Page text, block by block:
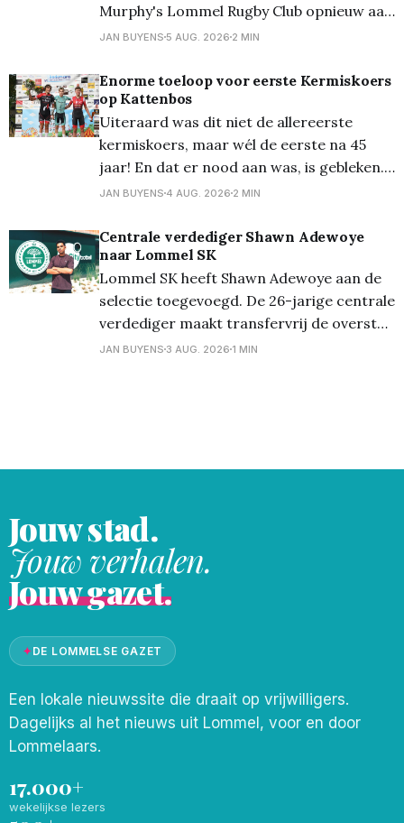
Murphy's Lommel Rugby Club opnieuw aan
de slag. Met de start van het nieuwe
open training voor de heren, waarbij
zowel ervaren spelers als nieuwsgierige
nieuwkomers welkom
JAN BUYENS 5 AUG. 2026 2 MIN
Enorme toeloop voor eerste Kermiskoers
op Kattenbos
Uiteraard was dit niet de allereerste
kermiskoers, maar wél de eerste na 45
jaar! En dat er nood aan was, is gebleken...
Zowat iedere inwoner van Kattenbos was
het een fantastische eerste editie werd!
Winnaar werd Yentl Ruugh, die zijn
medevluchter Ben van Bijnen in
JAN BUYENS 4 AUG. 2026 2 MIN
Centrale verdediger Shawn Adewoye
naar Lommel SK
Lommel SK heeft Shawn Adewoye aan de
selectie toegevoegd. De 26-jarige centrale
verdediger maakt transfervrij de overstap
naar het Soevereinstadion en tekent een
JAN BUYENS 3 AUG. 2026 1 MIN
Jouw stad.
Jouw verhalen.
Jouw gazet.
✦DE LOMMELSE GAZET
Een lokale nieuwssite die draait op vrijwilligers.
Dagelijks al het nieuws uit Lommel, voor en door
Lommelaars.
17.000+
wekelijkse lezers